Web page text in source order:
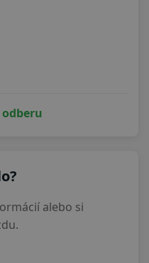
alebo si